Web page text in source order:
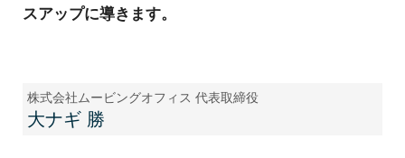
スアップに導きます。
株式会社ムービングオフィス 代表取締役
大ナギ 勝